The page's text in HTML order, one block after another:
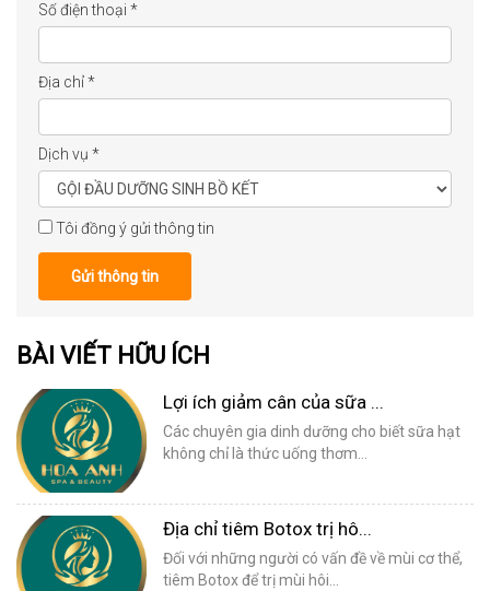
Số điện thoại *
Địa chỉ*
Dịch vụ *
Tôi đồng ý gửi thông tin
Gửi thông tin
BÀI VIẾT HỮU ÍCH
Lợi ích giảm cân của sữa ...
Các chuyên gia dinh dưỡng cho biết sữa hạt
không chỉ là thức uống thơm...
Địa chỉ tiêm Botox trị hô...
Đối với những người có vấn đề về mùi cơ thể,
tiêm Botox để trị mùi hôi...